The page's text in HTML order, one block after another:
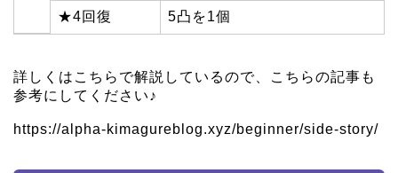
★4回復 5凸を1個
詳しくはこちらで解説しているので、こちらの記事も
参考にしてください♪
https://alpha-kimagureblog.xyz/beginner/side-story/